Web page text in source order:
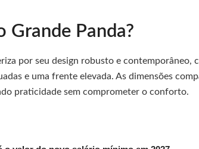
Grande Panda?
por seu design robusto e contemporâneo,
e uma frente elevada. As dimensões
praticidade sem comprometer o conforto.